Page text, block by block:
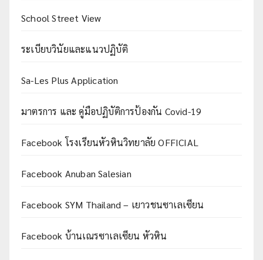
School Street View
ระเบียบวินัยและแนวปฏิบัติ
Sa-Les Plus Application
มาตรการ และ คู่มือปฏิบัติการป้องกัน Covid-19
Facebook โรงเรียนหัวหินวิทยาลัย OFFICIAL
Facebook Anuban Salesian
Facebook SYM Thailand – เยาวชนซาเลเซียน
Facebook บ้านเณรซาเลเซียน หัวหิน